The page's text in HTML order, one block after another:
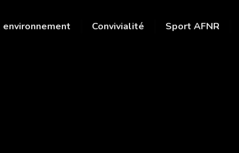
environnement Convivialité Sport AFNR